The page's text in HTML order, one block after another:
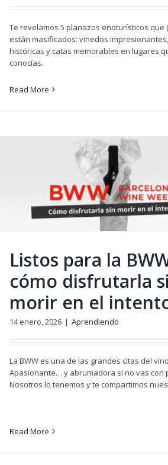
Te revelamos 5 planazos enoturísticos que
están masificados: viñedos
históricas y catas memorables en lugares
conocías.
Read More
Listos para la
cómo disfrutarla
morir en el
14 enero, 2026 | Aprendiendo
La BWW es una de las grandes citas del
Apasionante… y abrumadora si no vas con
Nosotros lo tenemos y te compartimos
Read More